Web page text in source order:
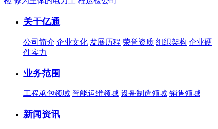
关于亿通
公司简介 企业文化 发展历程 荣誉资质 组织架构 企业硬
件实力
业务范围
工程承包领域 智能运维领域 设备制造领域 销售领域
新闻资讯